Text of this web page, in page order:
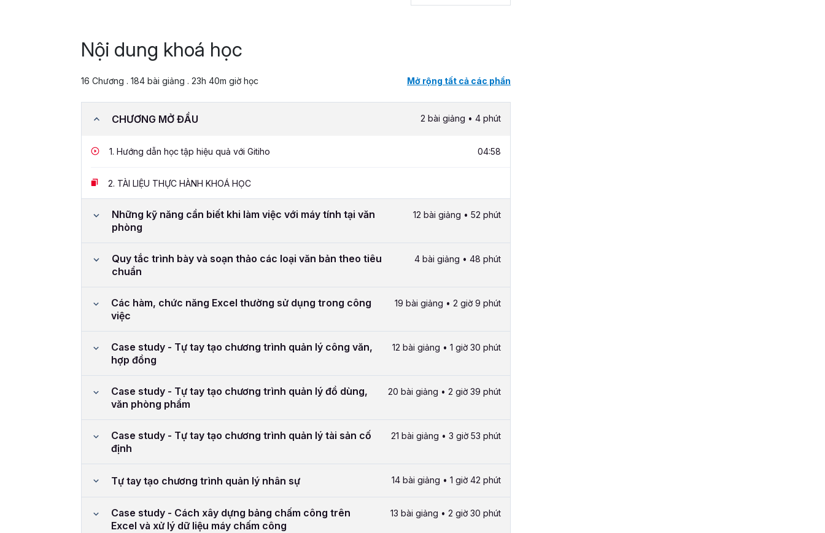
Nội dung khoá học
16 Chương . 184 bài giảng . 23h 40m giờ học Mở rộng tất cả các phần
CHƯƠNG MỞ ĐẦU 2 bài giảng • 4 phút
1. Hướng dẫn học tập hiệu quả với Gitiho 04:58
2. TÀI LIỆU THỰC HÀNH KHOÁ HỌC
Những kỹ năng cần biết khi làm việc với máy tính tại văn
phòng
12 bài giảng • 52 phút
Quy tắc trình bày và soạn thảo các loại văn bản theo tiêu
chuẩn
4 bài giảng • 48 phút
Các hàm, chức năng Excel thường sử dụng trong công
việc
19 bài giảng • 2 giờ 9 phút
Case study - Tự tay tạo chương trình quản lý công văn,
hợp đồng
12 bài giảng • 1 giờ 30 phút
Case study - Tự tay tạo chương trình quản lý đồ dùng,
văn phòng phẩm
20 bài giảng • 2 giờ 39 phút
Case study - Tự tay tạo chương trình quản lý tài sản cố
định
21 bài giảng • 3 giờ 53 phút
Tự tay tạo chương trình quản lý nhân sự 14 bài giảng • 1 giờ 42 phút
Case study - Cách xây dựng bảng chấm công trên
Excel và xử lý dữ liệu máy chấm công
13 bài giảng • 2 giờ 30 phút